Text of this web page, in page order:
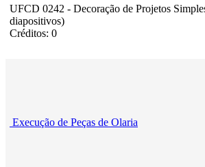
UFCD 0242 - Decoração de Projetos
diapositivos)
Créditos: 0
Execução de Peças de Olaria